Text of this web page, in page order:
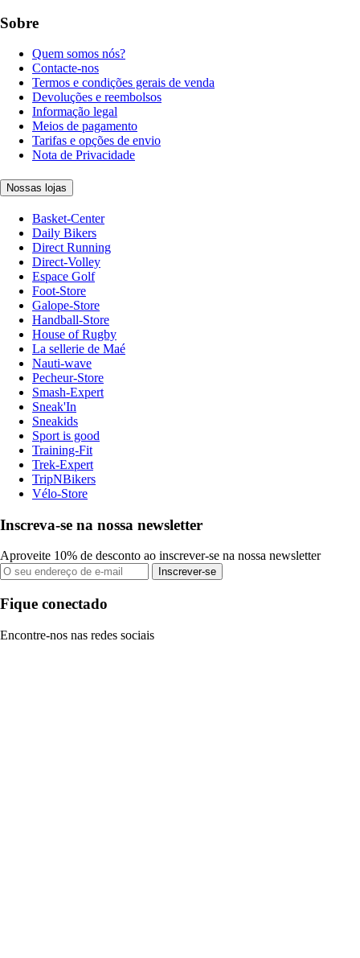
Sobre
Quem somos nós?
Contacte-nos
Termos e condições gerais de venda
Devoluções e reembolsos
Informação legal
Meios de pagamento
Tarifas e opções de envio
Nota de Privacidade
Nossas lojas
Basket-Center
Daily Bikers
Direct Running
Direct-Volley
Espace Golf
Foot-Store
Galope-Store
Handball-Store
House of Rugby
La sellerie de Maé
Nauti-wave
Pecheur-Store
Smash-Expert
Sneak'In
Sneakids
Sport is good
Training-Fit
Trek-Expert
TripNBikers
Vélo-Store
Inscreva-se na nossa newsletter
Aproveite 10% de desconto ao inscrever-se na nossa newsletter
Inscrever-se
Fique conectado
Encontre-nos nas redes sociais